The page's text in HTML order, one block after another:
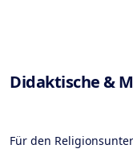
Didaktische &
Für den